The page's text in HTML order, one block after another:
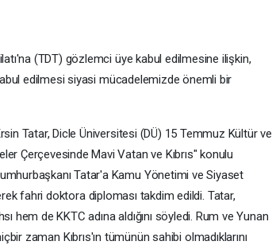
(TDT) gözlemci üye kabul edilmesine ilişkin,
edilmesi siyasi mücadelemizde önemli bir
Tatar, Dicle Üniversitesi (DÜ) 15 Temmuz Kültür ve
Çerçevesinde Mavi Vatan ve Kıbrıs" konulu
Tatar'a Kamu Yönetimi ve Siyaset
fahri doktora diploması takdim edildi. Tatar,
hem de KKTC adına aldığını söyledi. Rum ve Yunan
zaman Kıbrıs'ın tümünün sahibi olmadıklarını